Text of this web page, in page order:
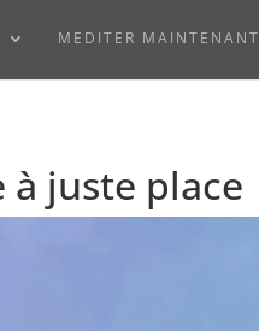
MEDITER MAINTENANT
à juste place